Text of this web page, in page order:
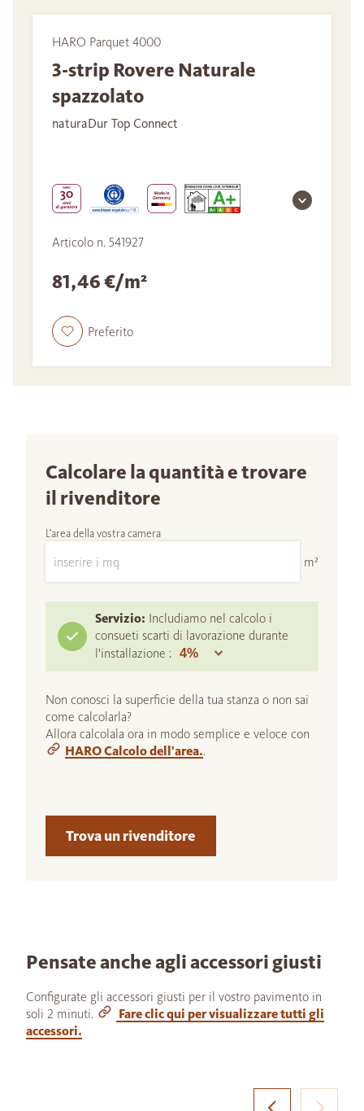
HARO Parquet 4000
3-strip Rovere Naturale
spazzolato
naturaDur Top Connect
Articolo n. 541927
81,46 €/m²
Preferito
Calcolare la quantità e trovare
il rivenditore
L'area della vostra camera
m²
Servizio: Includiamo nel calcolo i
consueti scarti di lavorazione durante
l'installazione :
Non conosci la superficie della tua stanza o non sai
come calcolarla?
Allora calcolala ora in modo semplice e veloce con
HARO Calcolo dell'area..
Trova un rivenditore
Pensate anche agli accessori giusti
Configurate gli accessori giusti per il vostro pavimento in
soli 2 minuti.
Fare clic qui per visualizzare tutti gli
accessori.